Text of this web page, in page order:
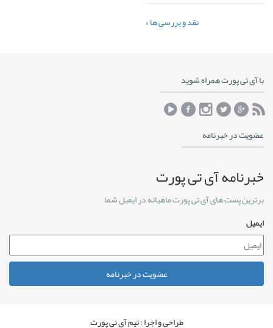
نقد و بررسی ها »
با آی تی پورت همراه شوید
عضویت در خبرنامه
خبرنامه آی تی پورت
برترین پست های آی تی پورت ماهیانه در ایمیل شما
ایمیل
عضویت در خبرنامه
طراحی و اجرا : تیم آی تی پورت